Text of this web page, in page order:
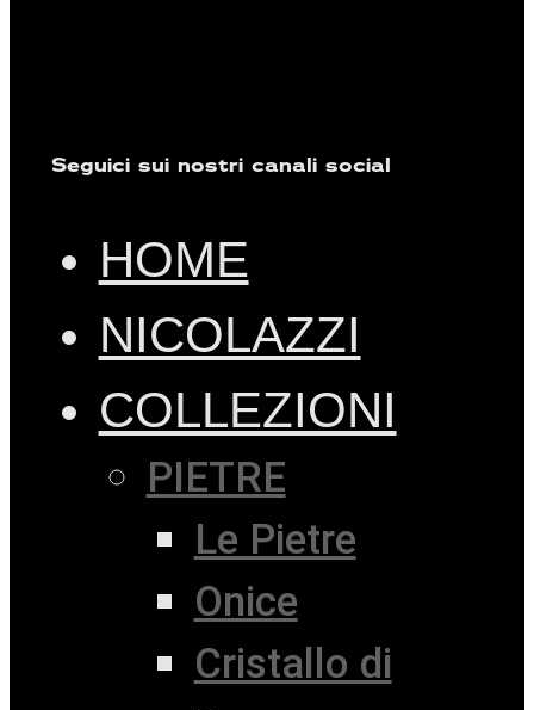
Seguici sui nostri canali social
HOME
NICOLAZZI
COLLEZIONI
PIETRE
Le Pietre
Onice
Cristallo di